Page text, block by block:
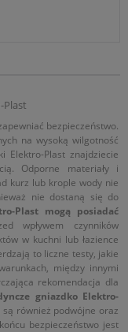
Plast
bezpieczeństwo.
na wysoką wilgotność
Elektro-Plastznajdziecie
Odporne materiały i
kurz lub krople wody nie
nie dostaną się do
Plast mogą posiadać
wpływem czynników
w kuchni lub łazience
to liczne testy, jakie
między innymi
rekomendacja dla
gniazdko Elektro-
są również podwójne oraz
bezpieczeństwo jest